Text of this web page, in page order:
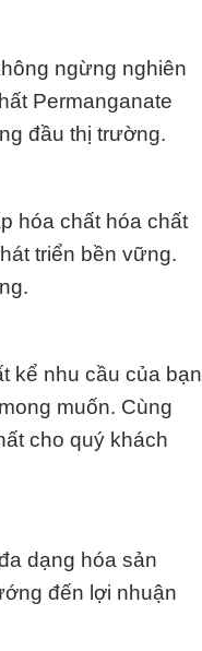
ngừng nghiên
Permanganate
đầu thị trường.
hóa chất hóa chất
triển bền vững.
kể nhu cầu của bạn
muốn. Cùng
cho quý khách
dạng hóa sản
đến lợi nhuận